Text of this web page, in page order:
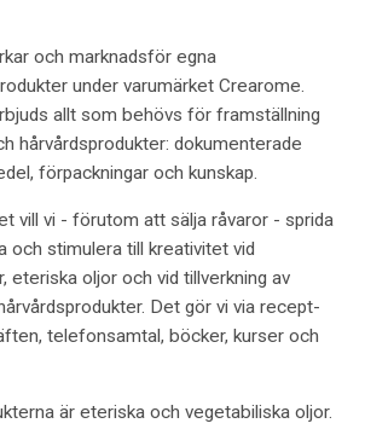
och marknadsför egna
under varumärket Crearome.
allt som behövs för framställning
hårvårdsprodukter: dokumenterade
förpackningar och kunskap.
vill vi - förutom att sälja råvaror - sprida
och stimulera till kreativitet vid
eteriska oljor och vid tillverkning av
Det gör vi via recept-
telefonsamtal, böcker, kurser och
är eteriska och vegetabiliska oljor.